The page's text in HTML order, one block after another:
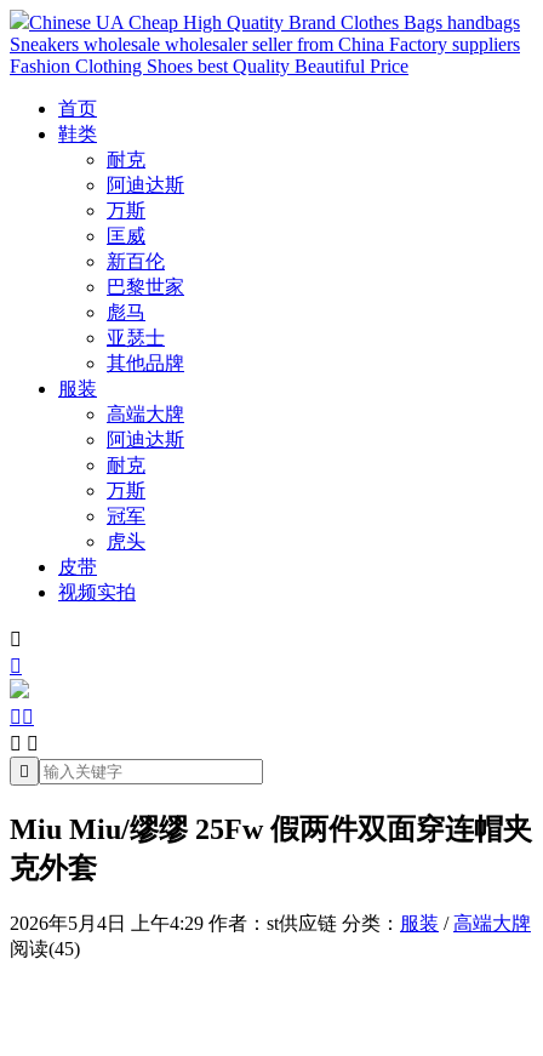
Chinese UA Cheap High Quatity Brand Clothes Bags handbags
Sneakers wholesale wholesaler seller from China Factory suppliers
Fashion Clothing Shoes best Quality Beautiful Price
首页
鞋类
耐克
阿迪达斯
万斯
匡威
新百伦
巴黎世家
彪马
亚瑟士
其他品牌
服装
高端大牌
阿迪达斯
耐克
万斯
冠军
虎头
皮带
视频实拍


 
 

Miu Miu/缪缪 25Fw 假两件双面穿连帽夹
克外套
2026年5月4日 上午4:29 作者：st供应链 分类： 服装 /高端大牌
阅读(45)